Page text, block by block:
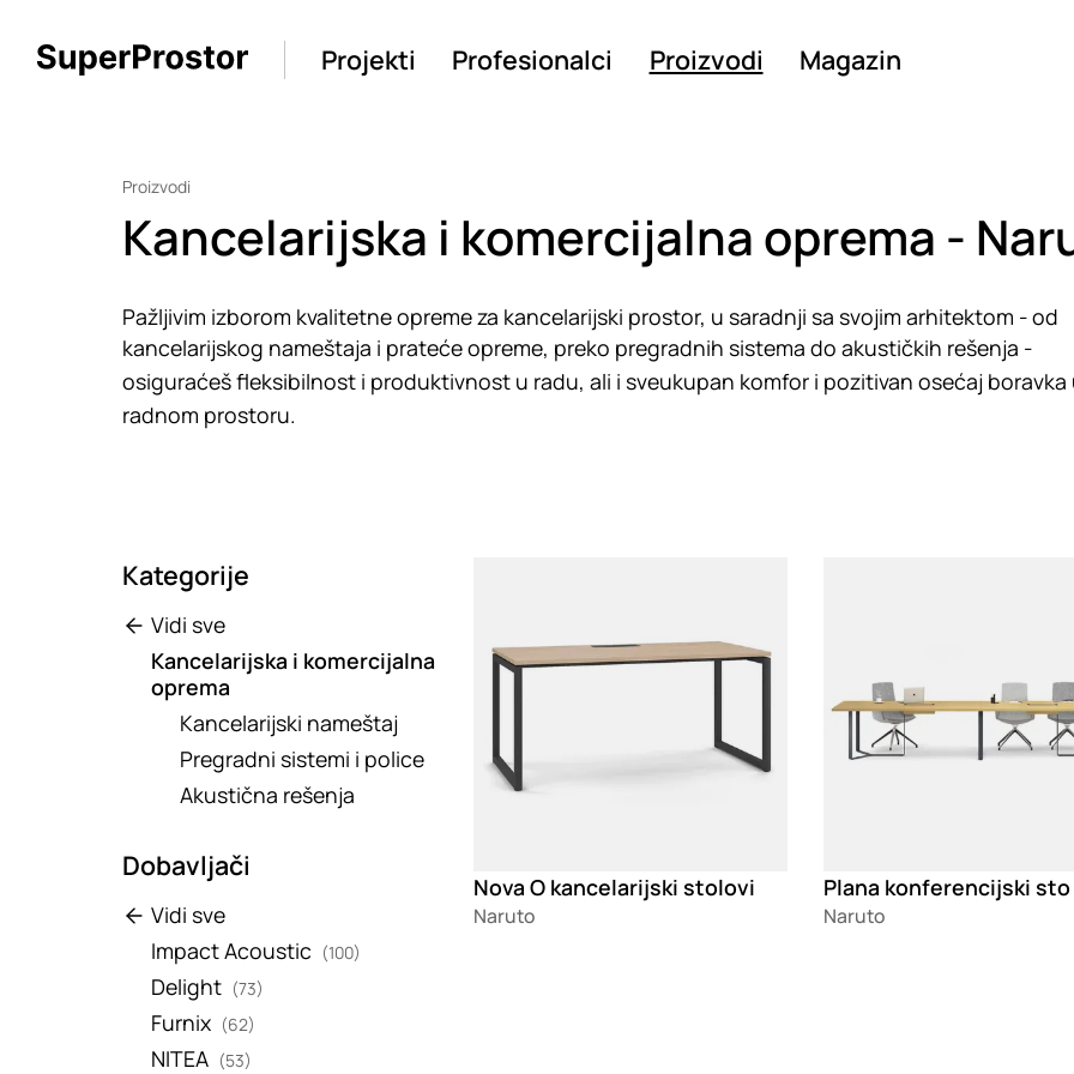
Projekti Profesionalci Proizvodi Magazin
Proizvodi
Kancelarijska i komercijalna oprema -
Pažljivim izborom kvalitetne opreme za kancelarijski prostor, u saradnji sa svojim arhitektom - od
kancelarijskog nameštaja i prateće opreme, preko pregradnih sistema do akustičkih rešenja -
osiguraćeš fleksibilnost i produktivnost u radu, ali i sveukupan komfor i pozitivan osećaj boravka
radnom prostoru.
Kategorije
Vidi sve
Kancelarijska i komercijalna
oprema
Kancelarijski nameštaj
Pregradni sistemi i police
Akustična rešenja
Dobavljači
Vidi sve
Impact Acoustic (100)
Delight (73)
Furnix (62)
NITEA (53)
Nova O kancelarijski stolovi
Naruto
Plana konferencijski sto
Naruto